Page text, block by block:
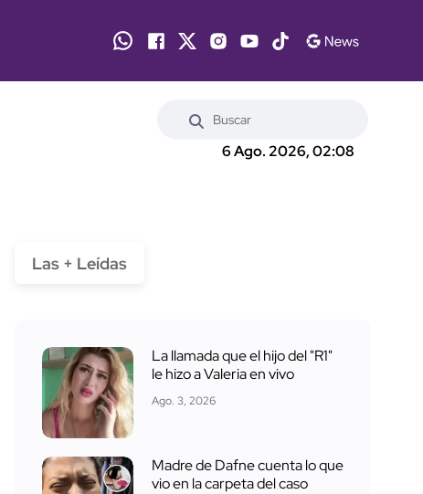
6 Ago. 2026, 02:08
Las + Leídas
La llamada que el hijo del "R1"
le hizo a Valeria en vivo
Ago. 3, 2026
Madre de Dafne cuenta lo que
vio en la carpeta del caso